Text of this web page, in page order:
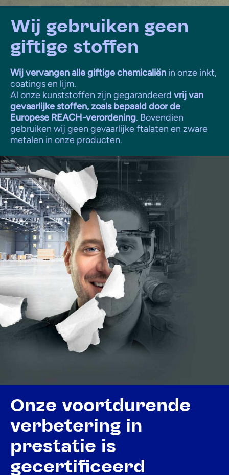
Wij gebruiken geen
giftige stoffen
Wij vervangen alle giftige chemicaliën in onze inkt,
coatings en lijm.
Al onze kunststoffen zijn gegarandeerd vrij van
gevaarlijke stoffen, zoals bepaald door de
Europese REACH-verordening. Bovendien
gebruiken wij geen gevaarlijke ftalaten en zware
metalen in onze producten.
Onze voortdurende
verbetering in
prestatie is
gecertificeerd